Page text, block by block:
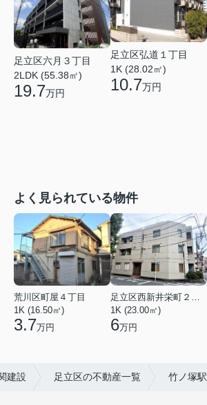
足立区六月３丁目
2LDK (55.38㎡)
19.7万円
足立区弘道１丁目
1K (28.02㎡)
10.7万円
よく見られている物件
荒川区町屋４丁目
1K (16.50㎡)
3.7万円
1K (23.00㎡)
6万円
建設 足立区の不動産一覧 竹ノ塚駅